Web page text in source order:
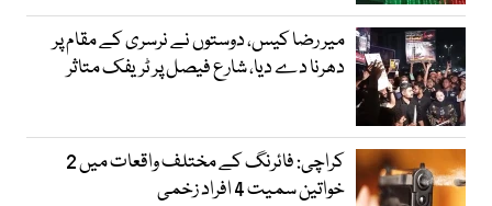
میر رضا کیس، دوستوں نے نرسری کے مقام پر
دھرنا دے دیا، شارع فیصل پر ٹریفک متاثر
کراچی: فائرنگ کے مختلف واقعات میں 2
خواتین سمیت 4 افراد زخمی